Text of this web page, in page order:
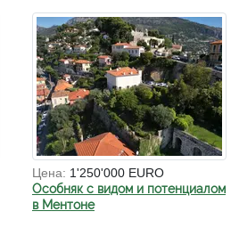
Цена: 1'250'000 EURO
Особняк с видом и потенциалом
в Ментоне